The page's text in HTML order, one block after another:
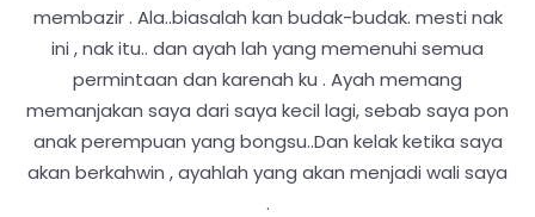
membazir . Ala..biasalah kan budak-budak. mesti nak
ini , nak itu.. dan ayah lah yang memenuhi semua
permintaan dan karenah ku . Ayah memang
memanjakan saya dari saya kecil lagi, sebab saya pon
anak perempuan yang bongsu..Dan kelak ketika saya
akan berkahwin , ayahlah yang akan menjadi wali saya
.